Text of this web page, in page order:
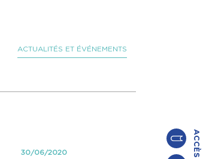
ACTUALITÉS ET ÉVÉNEMENTS
30/06/2020